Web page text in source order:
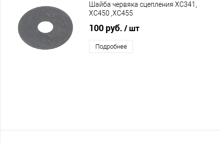
Шайба червяка сцепления XC341,
XC450 ,XC455
100 руб. / шт
Подробнее